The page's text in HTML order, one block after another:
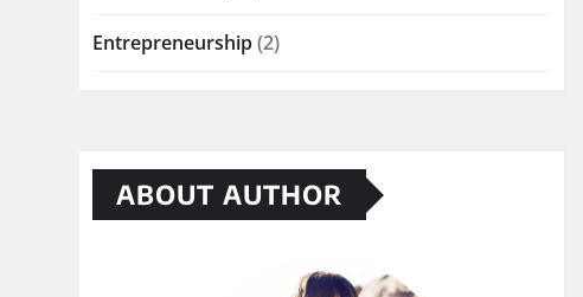
Entrepreneurship(2)
ABOUT AUTHOR